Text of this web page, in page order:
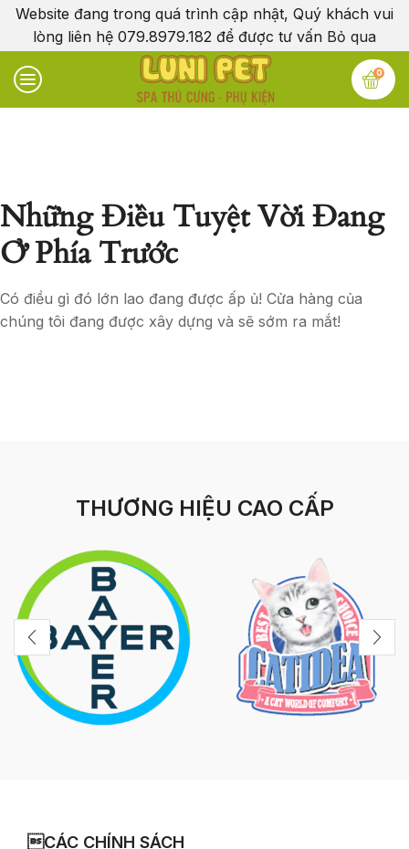
Website đang trong quá trình cập nhật, Quý khách vui
lòng liên hệ 079.8979.182 để được tư vấn Bỏ qua
0
Những Điều Tuyệt Vời Đang
Ở Phía Trước
Có điều gì đó lớn lao đang được ấp ủ! Cửa hàng của
chúng tôi đang được xây dựng và sẽ sớm ra mắt!
THƯƠNG HIỆU CAO CẤP
CÁC CHÍNH SÁCH